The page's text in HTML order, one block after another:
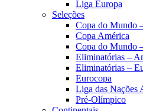
Liga Europa
Seleções
Copa do Mundo
Copa América
Copa do Mundo
Eliminatórias –
Eliminatórias –
Eurocopa
Liga das Nações
Pré-Olímpico